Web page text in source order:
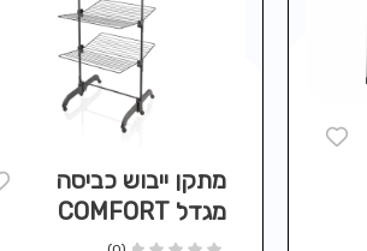
מתקן ייבוש כביסה
מגדל COMFORT
420 שחור